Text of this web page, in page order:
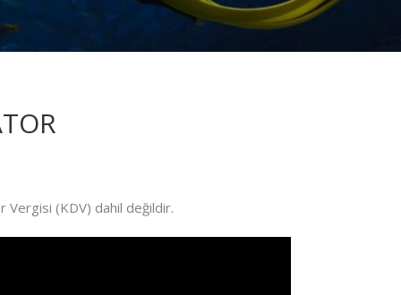
Vergisi (KDV) dahil değildir.